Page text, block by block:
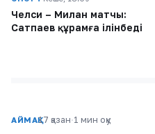
Челси – Милан матчы:
Сатпаев құрамға ілінбеді
АЙМАҚ17 қазан·1 мин оқу